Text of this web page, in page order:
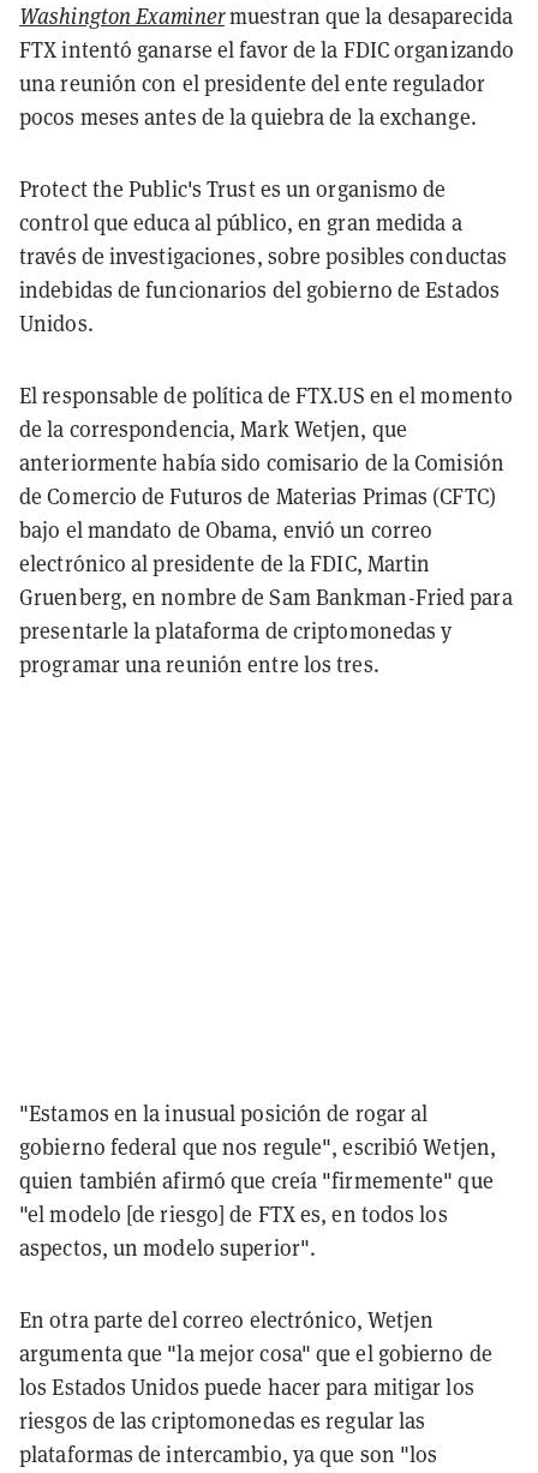
Washington Examinermuestran que la desaparecida
FTX intentó ganarse el favor de la FDIC organizando
una reunión con el presidente del ente regulador
pocos meses antes de la quiebra de la exchange.
Protect the Public's Trust es un organismo de
control que educa al público, en gran medida a
través de investigaciones, sobre posibles conductas
indebidas de funcionarios del gobierno de Estados
Unidos.
El responsable de política de FTX.US en el momento
de la correspondencia, Mark Wetjen, que
anteriormente había sido comisario de la Comisión
de Comercio de Futuros de Materias Primas (CFTC)
bajo el mandato de Obama, envió un correo
electrónico al presidente de la FDIC, Martin
Gruenberg, en nombre de Sam Bankman-Fried para
presentarle la plataforma de criptomonedas y
programar una reunión entre los tres.
"Estamos en la inusual posición de rogar al
gobierno federal que nos regule", escribió Wetjen,
quien también afirmó que creía "firmemente" que
"el modelo [de riesgo] de FTX es, en todos los
aspectos, un modelo superior".
En otra parte del correo electrónico, Wetjen
argumenta que "la mejor cosa" que el gobierno de
los Estados Unidos puede hacer para mitigar los
riesgos de las criptomonedas es regular las
plataformas de intercambio, ya que son "los